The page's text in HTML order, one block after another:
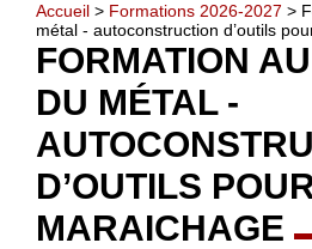
Accueil > Formations 2026-2027 >
métal - autoconstruction d’outils
FORMATION
DU MÉTAL -
D’OUTILS
MARAICHAGE